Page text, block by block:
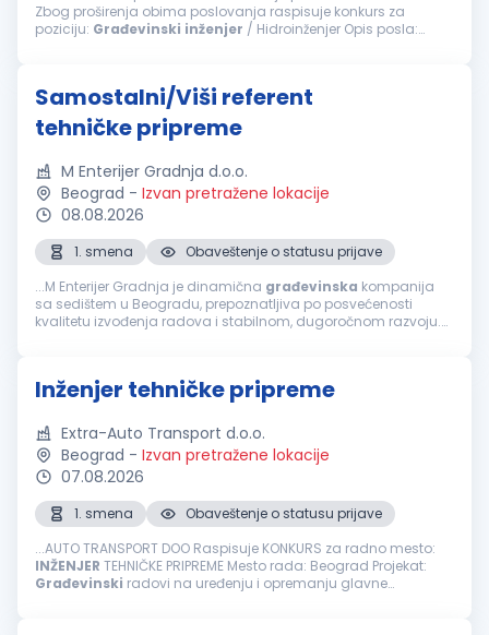
Zbog proširenja obima poslovanja raspisuje konkurs za
poziciju: Građevinski inženjer / Hidroinženjer Opis posla:
Samostalni/Viši referent
tehničke pripreme
M Enterijer Gradnja d.o.o.
Beograd - Izvan pretražene lokacije
08.08.2026
1. smena
Obaveštenje o statusu prijave
...M Enterijer Gradnja je dinamična građevinska kompanija
sa sedištem u Beogradu, prepoznatljiva po posvećenosti
kvalitetu izvođenja radova i stabilnom, dugoročnom razvoju.
Inženjer tehničke pripreme
Extra-Auto Transport d.o.o.
Beograd - Izvan pretražene lokacije
07.08.2026
1. smena
Obaveštenje o statusu prijave
...AUTO TRANSPORT DOO Raspisuje KONKURS za radno mesto:
INŽENJER TEHNIČKE PRIPREME Mesto rada: Beograd Projekat:
Građevinski radovi na uređenju i opremanju glavne